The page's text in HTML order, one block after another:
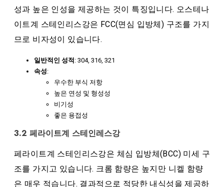
성과 높은 인성을 제공하는 것이 특징입니다. 오스테나
이트계 스테인리스강은 FCC(면심 입방체) 구조를 가지
므로 비자성이 있습니다.
일반적인 성적 : 304, 316, 321
속성:
우수한 부식 저항
높은 연성 및 형성성
비기성
좋은 용접성
3.2 페라이트계 스테인레스강
페라이트계 스테인리스강은 체심 입방체(BCC) 미세 구
조를 가지고 있습니다. 크롬 함량은 높지만 니켈 함량
은 매우 적습니다. 결과적으로 적당한 내식성을 제공하